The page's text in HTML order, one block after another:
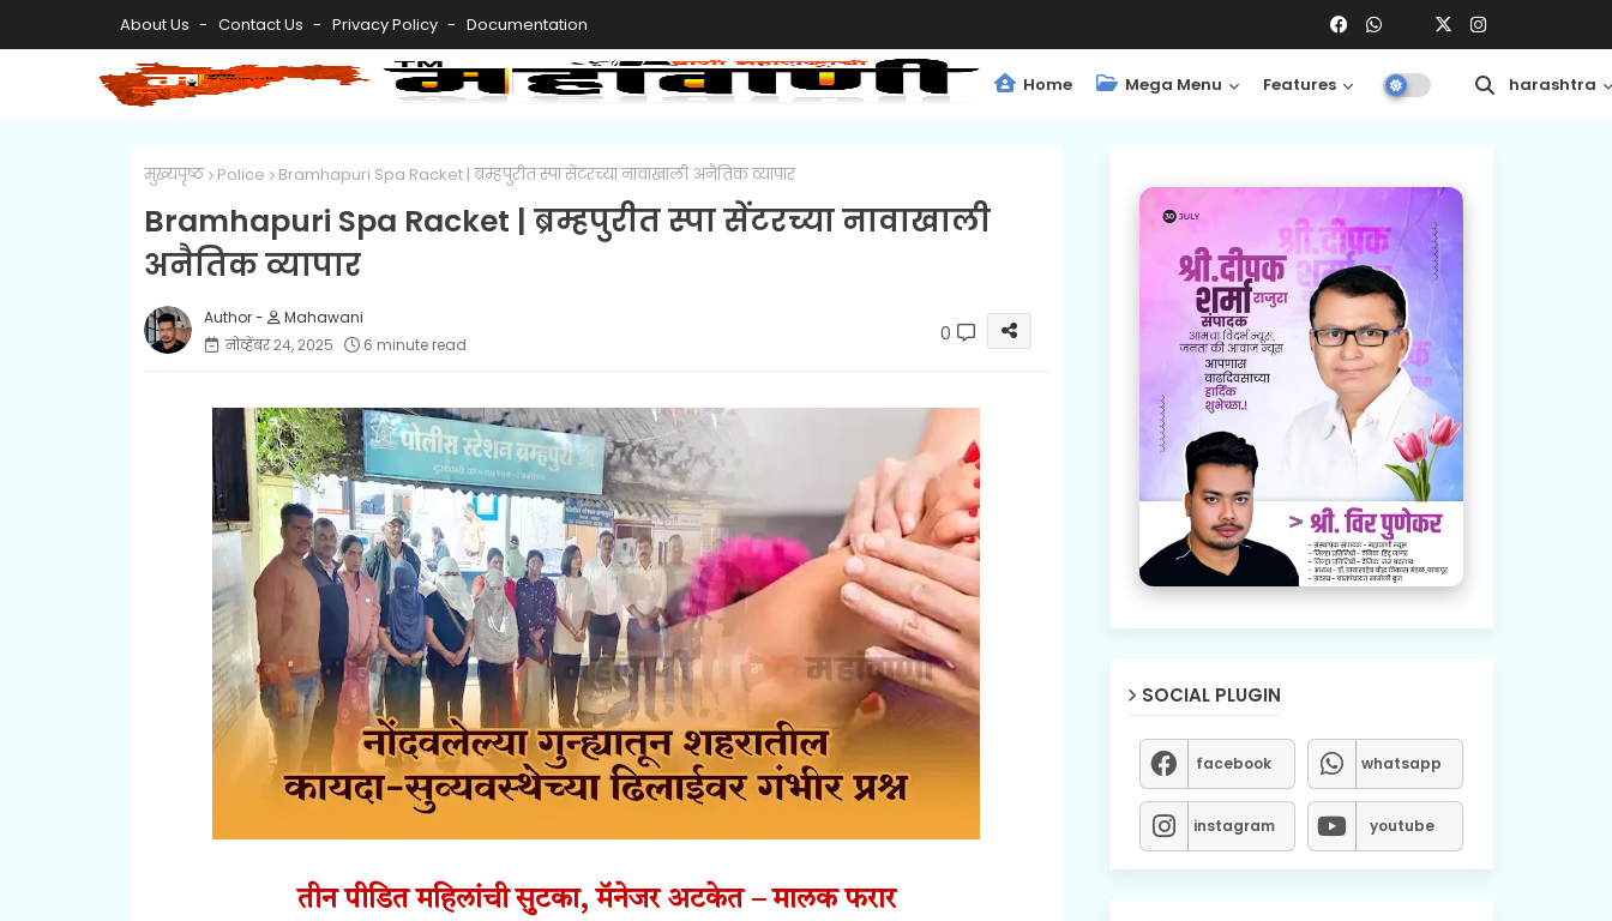
About Us Contact Us Privacy Policy Documentation
Home Mega Menu Features Central Maharashtra
मुख्यपृष्ठ Police Bramhapuri Spa Racket | ब्रम्हपुरीत स्पा सेंटरच्या नावाखाली अनैतिक व्यापार
Bramhapuri Spa Racket | ब्रम्हपुरीत स्पा सेंटरच्या नावाखाली
अनैतिक व्यापार
Mahawani
नोव्हेंबर २४, २०२५
6 minute read 0
तीन पीडित महिलांची सुटका, मॅनेजर अटकेत – मालक फरार
SOCIAL PLUGIN
facebook whatsapp
instagram youtube